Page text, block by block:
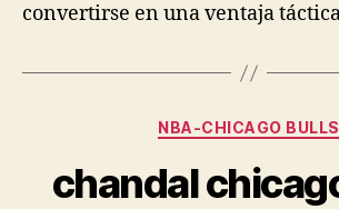
convertirse en una ventaja
Categorías
NBA-CHICAGO BULLS
chandal